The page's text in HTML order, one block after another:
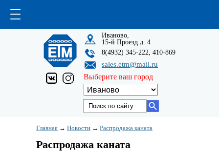
Иваново,
15-й Проезд д. 4
8(4932) 345-222, 410-869
sales.etm@mail.ru
Выберите ваш город
Главная → Новости → Распродажа каната
Распродажа каната